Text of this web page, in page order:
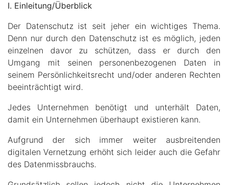
I. Einleitung/Überblick
Der Datenschutz ist seit jeher ein wichtiges Thema.
Denn nur durch den Datenschutz ist es möglich, jeden
einzelnen davor zu schützen, dass er durch den
Umgang mit seinen personenbezogenen Daten in
seinem Persönlichkeitsrecht und/oder anderen Rechten
beeinträchtigt wird.
Jedes Unternehmen benötigt und unterhält Daten,
damit ein Unternehmen überhaupt existieren kann.
Aufgrund der sich immer weiter ausbreitenden
digitalen Vernetzung erhöht sich leider auch die Gefahr
des Datenmissbrauchs.